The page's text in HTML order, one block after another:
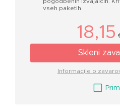
vseh paketih.
18,15
Skleni
Informacije o
V